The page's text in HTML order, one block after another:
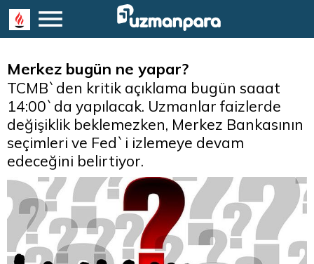
Merkez bugün ne yapar?
TCMB`den kritik açıklama bugün saaat
14:00`da yapılacak. Uzmanlar faizlerde
değişiklik beklemezken, Merkez Bankasının
seçimleri ve Fed`i izlemeye devam
edeceğini belirtiyor.